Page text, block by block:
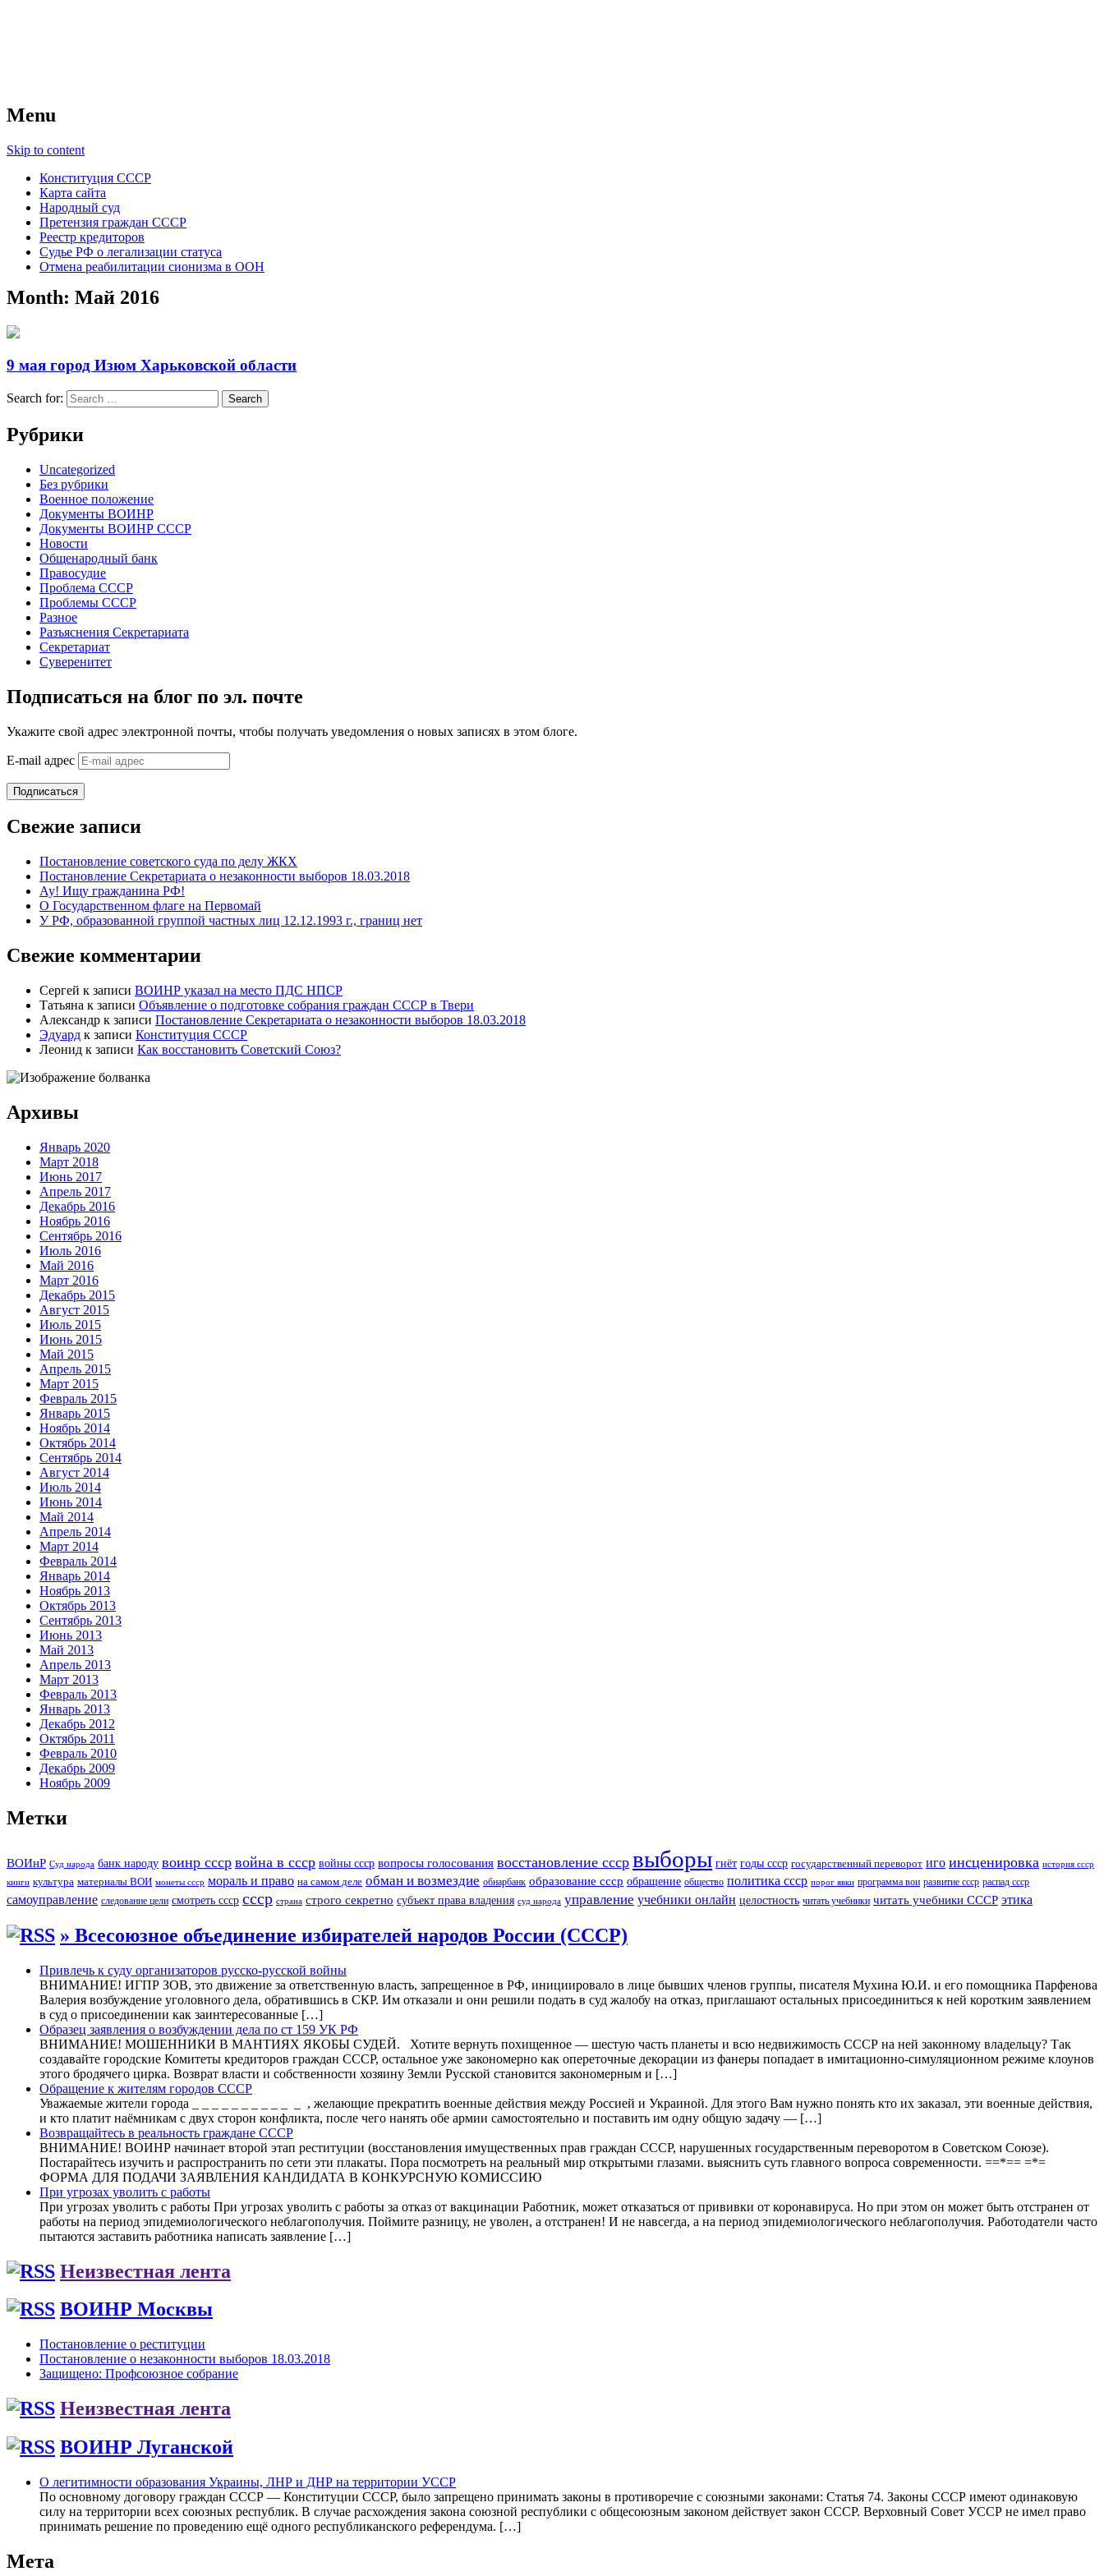
Menu
Skip to content
Конституция СССР
Карта сайта
Народный суд
Претензия граждан СССР
Реестр кредиторов
Судье РФ о легализации статуса
Отмена реабилитации сионизма в ООН
Month: Май 2016
9 мая город Изюм Харьковской области
Search for:
Рубрики
Uncategorized
Без рубрики
Военное положение
Документы ВОИНР
Документы ВОИНР СССР
Новости
Общенародный банк
Правосудие
Проблема СССР
Проблемы СССР
Разное
Разъяснения Секретариата
Секретариат
Суверенитет
Подписаться на блог по эл. почте
Укажите свой адрес электронной почты, чтобы получать уведомления о новых записях в этом блоге.
E-mail адрес
Подписаться
Свежие записи
Постановление советского суда по делу ЖКХ
Постановление Секретариата о незаконности выборов 18.03.2018
Ау! Ищу гражданина РФ!
О Государственном флаге на Первомай
У РФ, образованной группой частных лиц 12.12.1993 г., границ нет
Свежие комментарии
Сергей к записи ВОИНР указал на место ПДС НПСР
Татьяна к записи Объявление о подготовке собрания граждан СССР в Твери
Александр к записи Постановление Секретариата о незаконности выборов 18.03.2018
Эдуард к записи Конституция СССР
Леонид к записи Как восстановить Советский Союз?
Архивы
Январь 2020
Март 2018
Июнь 2017
Апрель 2017
Декабрь 2016
Ноябрь 2016
Сентябрь 2016
Июль 2016
Май 2016
Март 2016
Декабрь 2015
Август 2015
Июль 2015
Июнь 2015
Май 2015
Апрель 2015
Март 2015
Февраль 2015
Январь 2015
Ноябрь 2014
Октябрь 2014
Сентябрь 2014
Август 2014
Июль 2014
Июнь 2014
Май 2014
Апрель 2014
Март 2014
Февраль 2014
Январь 2014
Ноябрь 2013
Октябрь 2013
Сентябрь 2013
Июнь 2013
Май 2013
Апрель 2013
Март 2013
Февраль 2013
Январь 2013
Декабрь 2012
Октябрь 2011
Февраль 2010
Декабрь 2009
Ноябрь 2009
Метки
ВОИнР Суд народа банк народу воинр ссср война в ссср войны ссср вопросы голосования восстановление ссср выборы гнёт годы ссср государственный переворот иго инсценировка история ссср
книги культура материалы ВОИ монеты ссср мораль и право на самом деле обман и возмездие обнарбанк образование ссср обращение общество политика ссср порог явки программа вои развитие ссср распад ссср
самоуправление следование цели смотреть ссср ссср страна строго секретно субъект права владения суд народа управление учебники онлайн целостность читать учебники читать учебники СССР этика
» Всесоюзное объединение избирателей народов России (СССР)
Привлечь к суду организаторов русско-русской войны
ВНИМАНИЕ! ИГПР ЗОВ, это движение за ответственную власть, запрещенное в РФ, инициировало в лице бывших членов группы, писателя Мухина Ю.И. и его помощника Парфенова
Валерия возбуждение уголовного дела, обратившись в СКР. Им отказали и они решили подать в суд жалобу на отказ, приглашают остальных присоединиться к ней коротким заявлением
в суд о присоединении как заинтересованные […]
Образец заявления о возбуждении дела по ст 159 УК РФ
ВНИМАНИЕ! МОШЕННИКИ В МАНТИЯХ ЯКОБЫ СУДЕЙ. Хотите вернуть похищенное — шестую часть планеты и всю недвижимость СССР на ней законному владельцу? Так
создавайте городские Комитеты кредиторов граждан СССР, остальное уже закономерно как опереточные декорации из фанеры попадает в имитационно-симуляционном режиме клоунов
этого бродячего цирка. Возврат власти и собственности хозяину Земли Русской становится закономерным и […]
Обращение к жителям городов СССР
Уважаемые жители города _ _ _ _ _ _ _ _ _ _ _ , желающие прекратить военные действия между Россией и Украиной. Для этого Вам нужно понять кто их заказал, эти военные действия,
и кто платит наёмникам с двух сторон конфликта, после чего нанять обе армии самостоятельно и поставить им одну общую задачу — […]
Возвращайтесь в реальность граждане СССР
ВНИМАНИЕ! ВОИНР начинает второй этап реституции (восстановления имущественных прав граждан СССР, нарушенных государственным переворотом в Советском Союзе).
Постарайтесь изучить и распространить по сети эти плакаты. Пора посмотреть на реальный мир открытыми глазами. выяснить суть главного вопроса современности. ==*== =*=
ФОРМА ДЛЯ ПОДАЧИ ЗАЯВЛЕНИЯ КАНДИДАТА В КОНКУРСНУЮ КОМИССИЮ
При угрозах уволить с работы
При угрозах уволить с работы При угрозах уволить с работы за отказ от вакцинации Работник, может отказаться от прививки от коронавируса. Но при этом он может быть отстранен от
работы на период эпидемиологического неблагополучия. Поймите разницу, не уволен, а отстранен! И не навсегда, а на период эпидемиологического неблагополучия. Работодатели часто
пытаются заставить работника написать заявление […]
Неизвестная лента
ВОИНР Москвы
Постановление о реституции
Постановление о незаконности выборов 18.03.2018
Защищено: Профсоюзное собрание
Неизвестная лента
ВОИНР Луганской
О легитимности образования Украины, ЛНР и ДНР на территории УССР
По основному договору граждан СССР — Конституции СССР, было запрещено принимать законы в противоречие с союзными законами: Статья 74. Законы СССР имеют одинаковую
силу на территории всех союзных республик. В случае расхождения закона союзной республики с общесоюзным законом действует закон СССР. Верховный Совет УССР не имел право
принимать решение по проведению ещё одного республиканского референдума. […]
Мета